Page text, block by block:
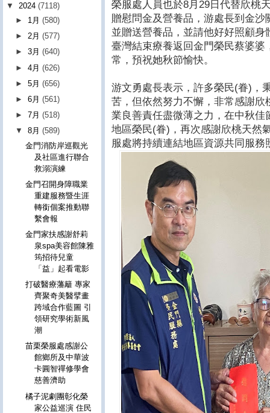
榮服處人員也於8月29日代替欣桃
贈慰問金及營養品，游處長到金
並贈送營養品，並請他好好照顧
臺灣結束療養返回金門榮民蔡婆
常，預祝她秋節愉快。
游文勇處長表示，許多榮民(眷)，
苦，但依然努力不懈，非常感謝
業良善責任盡微薄之力，在中秋
地區榮民(眷)，再次感謝欣桃天然
服處將持續連結地區資源共同服務
▼ 2024 (7118)
► 1月(580)
►2月(577)
►3月(640)
►4月(626)
►5月(656)
►6月(561)
►7月(518)
▼8月(589)
金門消防岸巡觀光
及社區進行聯合
救溺演練
金門召開身障職業
重建服務暨生涯
轉銜個案推動聯
繫會報
金門家扶感謝舒莉
泉spa美容館陳雅
筠招待兒童
「益」起看電影
打破醫療藩籬 專家
齊聚奇美醫擘畫
跨域合作藍圖 引
領研究學術新風
潮
苗栗榮服處感謝公
館鄉所及中華波
卡圓智禪修學會
慈善濟助
橘子泥劇團彰化榮
家公益巡演 住民